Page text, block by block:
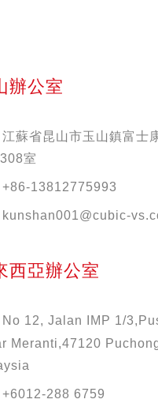
辦公室
江蘇省昆山市玉山鎮富士
室
+86-13812775993
kunshan001@cubic-
西亞辦公室
No 12, Jalan IMP 1/
Meranti,47120
+6012-288 6759